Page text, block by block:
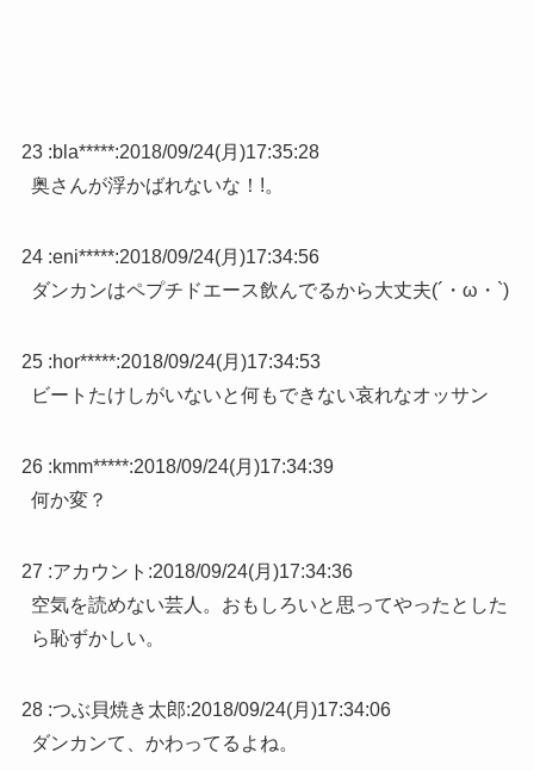
23 :bla*****:2018/09/24(月)17:35:28
奥さんが浮かばれないな！!。
24 :eni*****:2018/09/24(月)17:34:56
ダンカンはペプチドエース飲んでるから大丈夫(´・ω・`)
25 :hor*****:2018/09/24(月)17:34:53
ビートたけしがいないと何もできない哀れなオッサン
26 :kmm*****:2018/09/24(月)17:34:39
何か変？
27 :アカウント :2018/09/24(月)17:34:36
空気を読めない芸人。おもしろいと思ってやったとした
ら恥ずかしい。
28 :つぶ貝焼き太郎:2018/09/24(月)17:34:06
ダンカンて、かわってるよね。